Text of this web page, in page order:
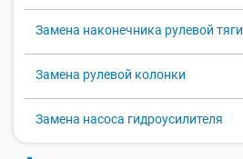
Замена наконечника рулевой тяги
Замена рулевой колонки
Замена насоса гидроусилителя